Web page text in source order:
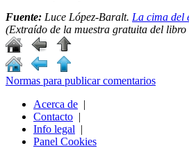
Fuente: Luce López-Baralt. La cima del
(Extraído de la muestra gratuita del libro
Normas para publicar comentarios
Acerca de |
Contacto |
Info legal |
Panel Cookies